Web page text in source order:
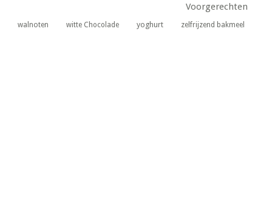
Voorgerechten
walnoten witte Chocolade yoghurt zelfrijzend bakmeel